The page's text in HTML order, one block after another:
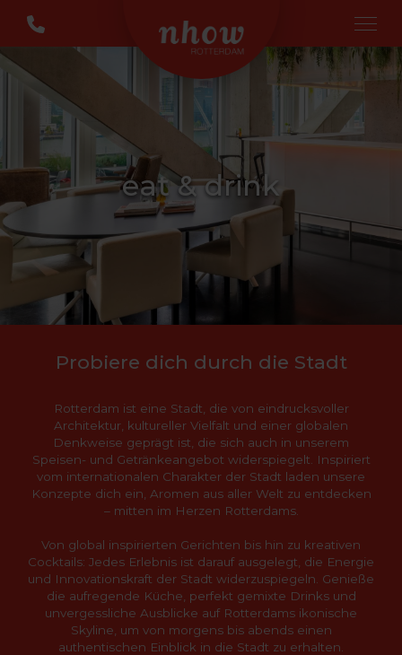
eat & drink
Probiere dich durch die Stadt
Rotterdam ist eine Stadt, die von eindrucksvoller
Architektur, kultureller Vielfalt und einer globalen
Denkweise geprägt ist, die sich auch in unserem
Speisen- und Getränkeangebot widerspiegelt. Inspiriert
vom internationalen Charakter der Stadt laden unsere
Konzepte dich ein, Aromen aus aller Welt zu entdecken
– mitten im Herzen Rotterdams.
Von global inspirierten Gerichten bis hin zu kreativen
Cocktails: Jedes Erlebnis ist darauf ausgelegt, die Energie
und Innovationskraft der Stadt widerzuspiegeln. Genieße
die aufregende Küche, perfekt gemixte Drinks und
unvergessliche Ausblicke auf Rotterdams ikonische
Skyline, um von morgens bis abends einen
authentischen Einblick in die Stadt zu erhalten.